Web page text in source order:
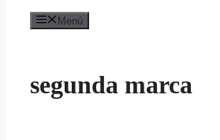
Menú
segunda marca